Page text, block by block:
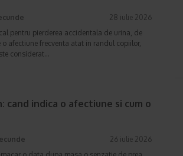
28 iulie 2026
pentru pierderea accidentala de urina, de
afectiune frecventa atat in randul copiilor,
considerat…
cand indica o afectiune si cum o
26 iulie 2026